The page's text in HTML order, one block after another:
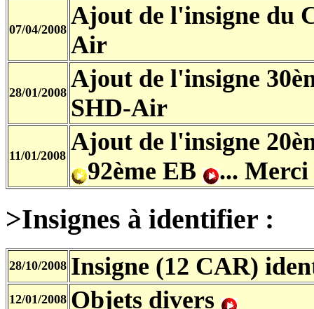
07/04/2008 Ajout de l'insigne du
Air
28/01/2008 Ajout de l'insigne
SHD-Air
11/01/2008 Ajout de l'insigne
92ème EB
...
>Insignes à identifier :
28/10/2008 Insigne (12 CAR)
12/01/2008 Objets divers